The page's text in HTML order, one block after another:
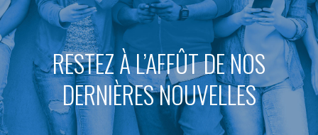
RESTEZ À L’AFFÛT DE NOS
DERNIÈRES NOUVELLES